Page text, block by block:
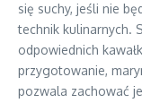
się suchy, jeśli nie
technik kulinarnych.
odpowiednich
przygotowanie,
pozwala zachować